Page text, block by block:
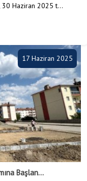
30 Haziran 2025 t...
17 Haziran 2025
Başlan...